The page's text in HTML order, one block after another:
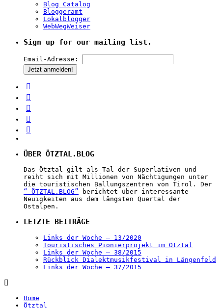
Blog Catalog
Bloggeramt
Lokalblogger
WebWegWeiser
Sign up for our mailing list.
Email-Adresse:
ÜBER ÖTZTAL.BLOG
Das Ötztal gilt als Tal der Superlativen und
reiht sich mit Millionen von Nächtigungen unter
die touristischen Ballungszentren von Tirol. Der
“ ÖTZTAL.BLOG” berichtet über interessante
Neuigkeiten aus dem längsten Quertal der
Ostalpen.
LETZTE BEITRÄGE
Links der Woche – 13/2020
Touristisches Pionierprojekt im Ötztal
Links der Woche – 38/2015
Rückblick Dialektmusikfestival in Längenfeld
Links der Woche – 37/2015
Home
Ötztal